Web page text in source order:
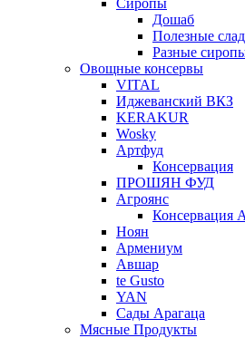
Сиропы
Дошаб
Полезные
Разные
Овощные консервы
VITAL
Иджеванский ВКЗ
KERAKUR
Wosky
Артфуд
Консервация
ПРОШЯН ФУД
Агроянс
Консервация
Ноян
Армениум
Авшар
te Gusto
YAN
Сады Арагаца
Мясные Продукты